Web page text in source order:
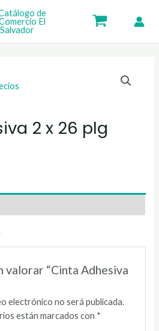
2 x 26 plg
valorar “Cinta Adhesiva
electrónico no será publicada.
están marcados con *